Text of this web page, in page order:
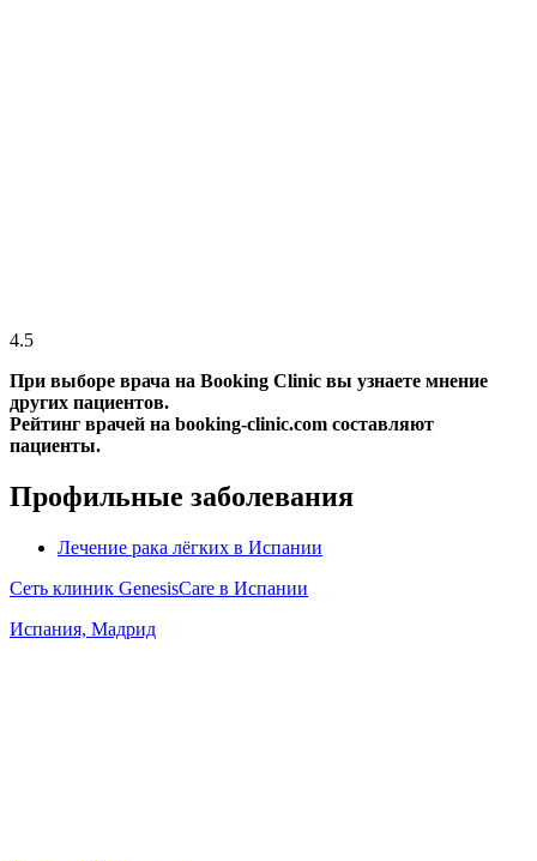
4.5
При выборе врача на Booking Clinic вы узнаете мнение
других пациентов.
Рейтинг врачей на booking-clinic.com составляют
пациенты.
Профильные заболевания
Лечение рака лёгких в Испании
Сеть клиник GenesisСare в Испании
Испания, Мадрид